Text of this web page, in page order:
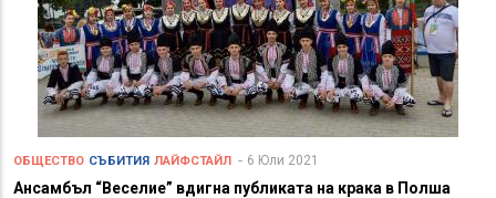
ОБЩЕСТВО СЪБИТИЯ ЛАЙФСТАЙЛ 6 Юли 2021
Ансамбъл “Веселие” вдигна публиката на крака в Полша